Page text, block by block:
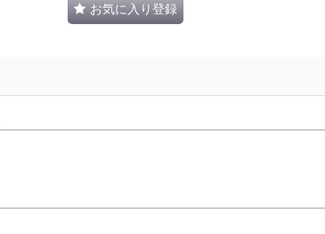
お気に入り登録